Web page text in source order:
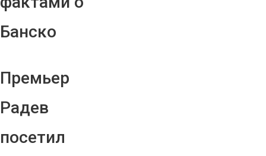
Банско
Премьер
Радев
посетил